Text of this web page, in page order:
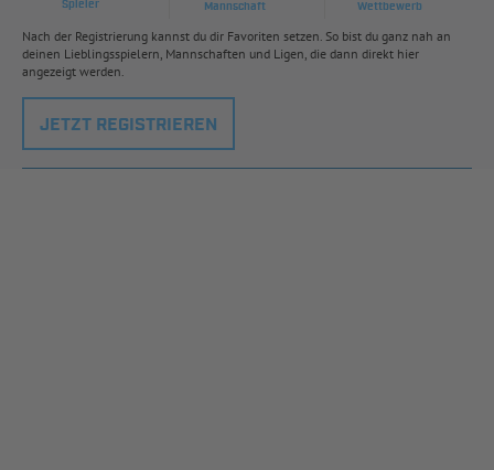
Spieler Mannschaft Wettbewerb
Nach der Registrierung kannst du dir Favoriten setzen. So bist du ganz nah an
deinen Lieblingsspielern, Mannschaften und Ligen, die dann direkt hier
angezeigt werden.
JETZT REGISTRIEREN